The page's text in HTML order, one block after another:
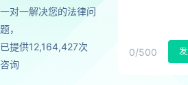
一对一解决您的法律问
题，
已提供12,164,427次
咨询
0/500